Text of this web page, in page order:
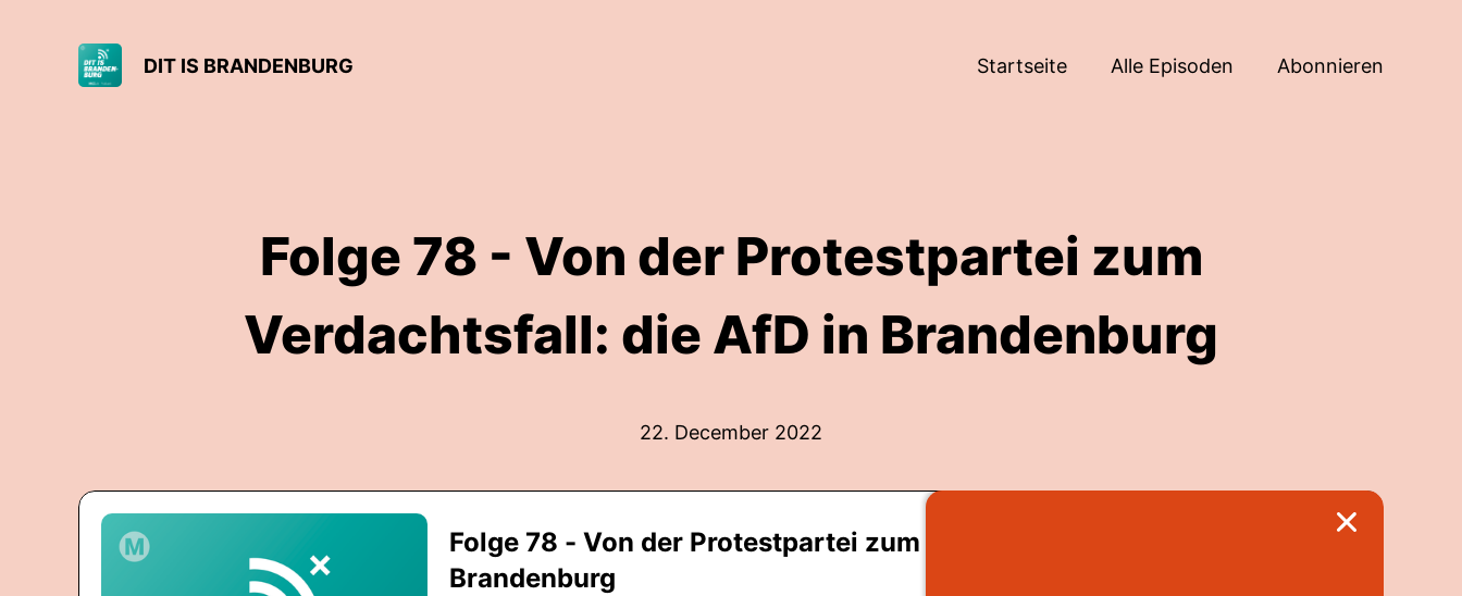
DIT IS BRANDENBURG Startseite Alle Episoden Abonnieren
Folge 78 - Von der Protestpartei zum
Verdachtsfall: die AfD in Brandenburg
22. December 2022